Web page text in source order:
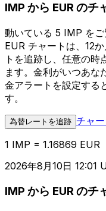
IMP から EUR のチ
動いている 5 IMP を
EUR チャートは、12
トを追跡し、任意の時
ます。金利がいつあな
金アラートを設定する
す。
為替レートを追跡 チャ
1 IMP = 1.16869 EUR
2026年8月10日 12:01
IMP から EUR のチ